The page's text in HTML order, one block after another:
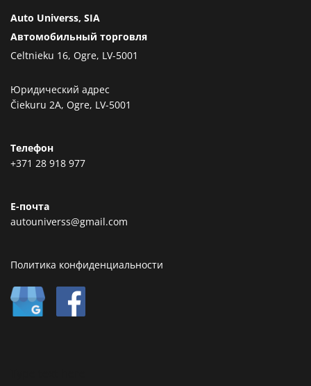
Auto Universs, SIA
Автомобильный торговля
Celtnieku 16, Ogre, LV-5001
Юридический адрес
Čiekuru 2A, Ogre, LV-5001
Телефон
+371 28 918 977
Е-почта
autouniverss@gmail.com
Политика конфиденциальности